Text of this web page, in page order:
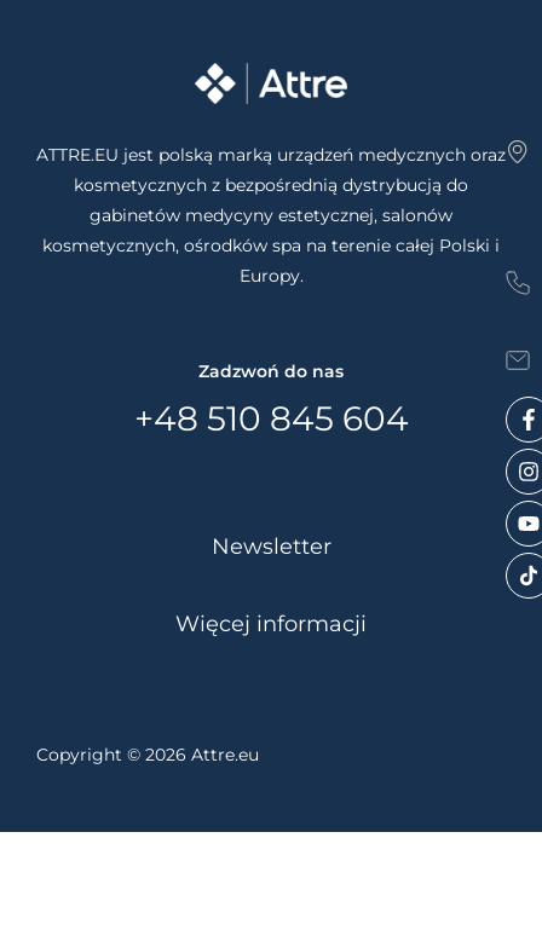
WYRAŻAM ZGODĘ NA OTRZYMANIE OFERTY
ATTRE.EU jest polską marką urządzeń medycznych oraz
kosmetycznych z bezpośrednią dystrybucją do
gabinetów medycyny estetycznej, salonów
kosmetycznych, ośrodków spa na terenie całej Polski i
Europy.
Zadzwoń do nas
+48 510 845 604
Newsletter
Więcej informacji
Copyright © 2026 Attre.eu